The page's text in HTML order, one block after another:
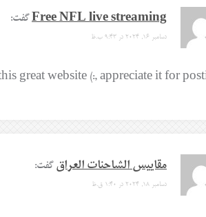
Free NFL live streaming گفت:
دسامبر 16, 2024 در 9:43 ب.ظ
great website (:, appreciate it for
مقاييس الشاحنات العراق گفت:
دسامبر 18, 2024 در 1:40 ق.ظ